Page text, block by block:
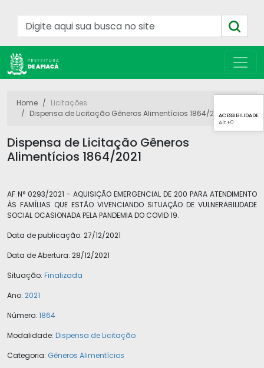
ACESSIBILIDADE
Alt+0
Home
Licitações
Dispensa de Licitação Gêneros Alimentícios 1864/2021
Dispensa de Licitação Gêneros
Alimentícios 1864/2021
AF N° 0293/2021 - AQUISIÇÃO EMERGENCIAL DE 200 PARA ATENDIMENTO
ÀS FAMÍLIAS QUE ESTÃO VIVENCIANDO SITUAÇÃO DE VULNERABILIDADE
SOCIAL OCASIONADA PELA PANDEMIA DO COVID 19.
Data de publicação: 27/12/2021
Data de Abertura: 28/12/2021
Situação: Finalizada
Ano: 2021
Número: 1864
Modalidade: Dispensa de Licitação
Categoria: Gêneros Alimentícios